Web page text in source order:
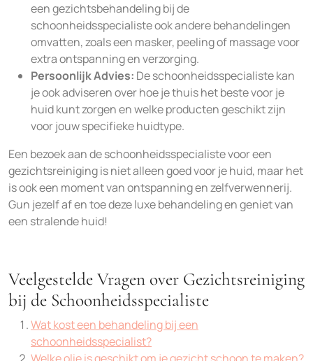
een gezichtsbehandeling bij de
schoonheidsspecialiste ook andere behandelingen
omvatten, zoals een masker, peeling of massage voor
extra ontspanning en verzorging.
Persoonlijk Advies: De schoonheidsspecialiste kan
je ook adviseren over hoe je thuis het beste voor je
huid kunt zorgen en welke producten geschikt zijn
voor jouw specifieke huidtype.
Een bezoek aan de schoonheidsspecialiste voor een
gezichtsreiniging is niet alleen goed voor je huid, maar het
is ook een moment van ontspanning en zelfverwennerij.
Gun jezelf af en toe deze luxe behandeling en geniet van
een stralende huid!
Veelgestelde Vragen over Gezichtsreiniging
bij de Schoonheidsspecialiste
Wat kost een behandeling bij een
schoonheidsspecialist?